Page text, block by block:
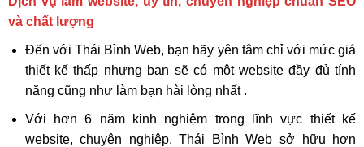
và chất lượng
Đến với Thái Bình Web, bạn hãy yên tâm chỉ với mức giá
thiết kế thấp nhưng bạn sẽ có một website đầy đủ tính
năng cũng như làm bạn hài lòng nhất .
Với hơn 6 năm kinh nghiệm trong lĩnh vực thiết kế
website, chuyên nghiệp. Thái Bình Web sở hữu hơn